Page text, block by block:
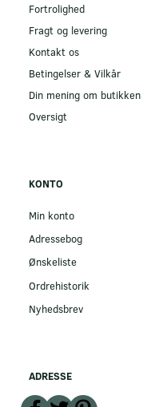
Fortrolighed
Fragt og levering
Kontakt os
Betingelser & Vilkår
Din mening om butikken
Oversigt
KONTO
Min konto
Adressebog
Ønskeliste
Ordrehistorik
Nyhedsbrev
ADRESSE